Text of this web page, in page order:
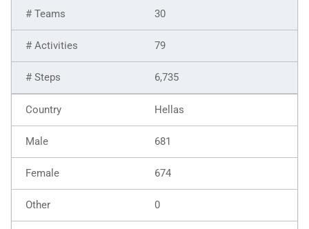
30
79
6,735
Hellas
681
674
0